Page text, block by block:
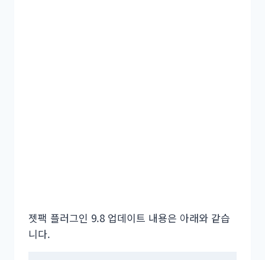
젯팩 플러그인 9.8 업데이트 내용은 아래와 같습
니다.